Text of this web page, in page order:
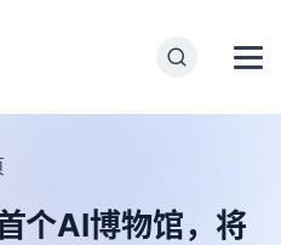
个AI博物馆，将